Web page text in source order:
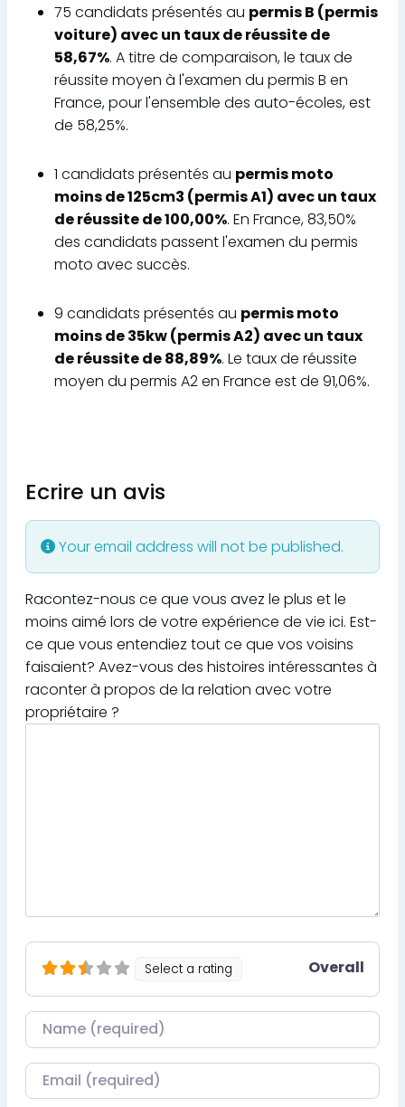
75 candidats présentés au permis B (permis
voiture) avec un taux de réussite de
58,67%. A titre de comparaison, le taux de
réussite moyen à l'examen du permis B en
France, pour l'ensemble des auto-écoles, est
de 58,25%.
1 candidats présentés au permis moto
moins de 125cm3 (permis A1) avec un taux
de réussite de 100,00%. En France, 83,50%
des candidats passent l'examen du permis
moto avec succès.
9 candidats présentés au permis moto
moins de 35kw (permis A2) avec un taux
de réussite de 88,89%. Le taux de réussite
moyen du permis A2 en France est de 91,06%.
Ecrire un avis
Your email address will not be published.
Racontez-nous ce que vous avez le plus et le
moins aimé lors de votre expérience de vie ici. Est-
ce que vous entendiez tout ce que vos voisins
faisaient? Avez-vous des histoires intéressantes à
raconter à propos de la relation avec votre
propriétaire ?
Select a rating Overall
Nom
Courriel